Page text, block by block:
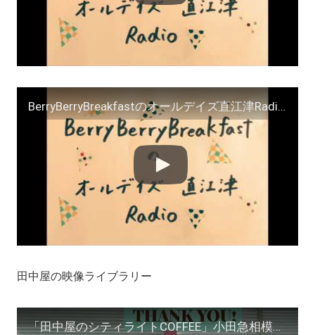
BerryBerryBreakfastのオールデイズ直江津Radio～第３１回 ヨーグルト田中＆ＤＪシューカイ
田中屋の映像ライブラリー
「田中屋のシティライトCOFFEE」小田急相模原 初出店篇